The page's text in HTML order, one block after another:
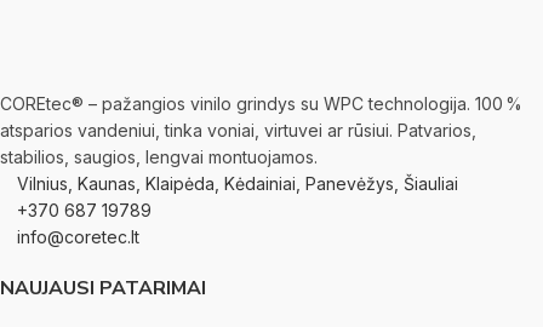
COREtec® – pažangios vinilo grindys su WPC technologija. 100 %
atsparios vandeniui, tinka voniai, virtuvei ar rūsiui. Patvarios,
stabilios, saugios, lengvai montuojamos.
Vilnius, Kaunas, Klaipėda, Kėdainiai, Panevėžys, Šiauliai
+370 687 19789
info@coretec.lt
NAUJAUSI PATARIMAI